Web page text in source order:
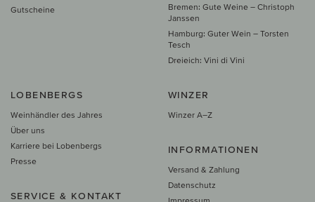
Gutscheine
Bremen: Gute Weine – Christoph
Janssen
Hamburg: Guter Wein – Torsten
Tesch
Dreieich: Vini di Vini
LOBENBERGS
Weinhändler des Jahres
Über uns
Karriere bei Lobenbergs
Presse
SERVICE & KONTAKT
WINZER
Winzer A–Z
INFORMATIONEN
Versand & Zahlung
Datenschutz